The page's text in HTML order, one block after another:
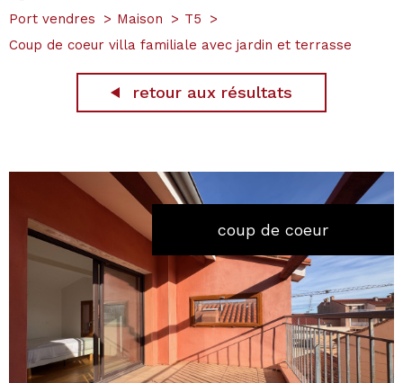
Port vendres
Maison
T5
Coup de coeur villa familiale avec jardin et terrasse
retour aux résultats
coup de coeur